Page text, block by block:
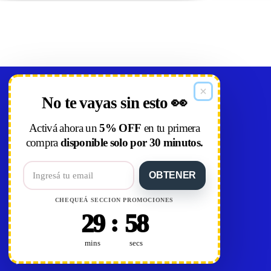
No te vayas sin esto 👀
Activá ahora un5% OFF en tu primera
compradisponible solo por 30 minutos.
OBTENER
CHEQUEÁ SECCION PROMOCIONES
29
mins
: 57
secs
Ver en Google Maps
WhatsApp +598 92 007 776
Facebook